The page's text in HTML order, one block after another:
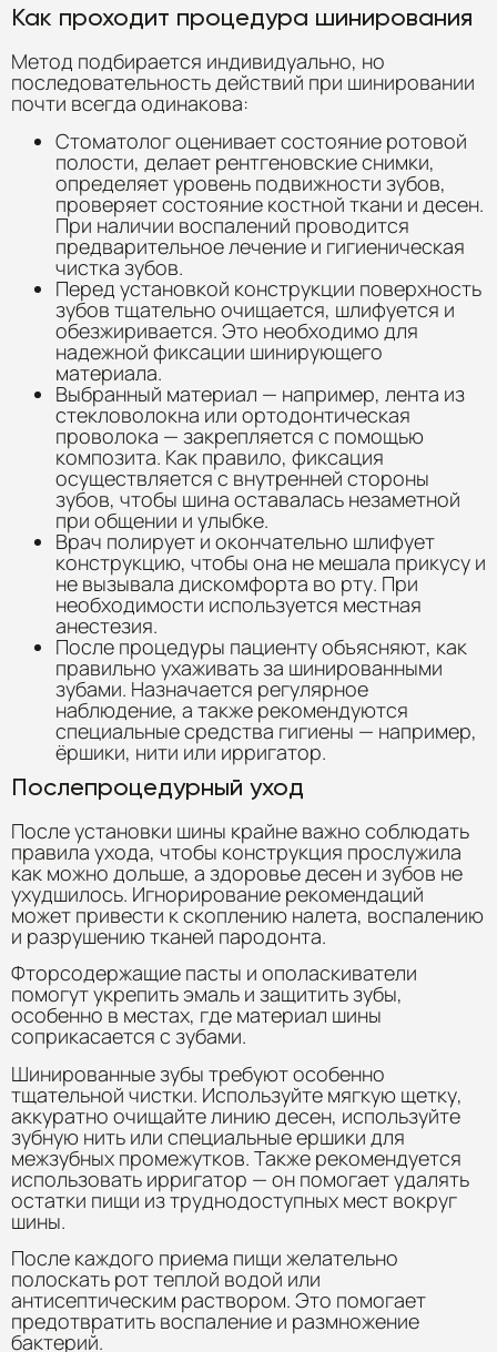
Как проходит процедура шинирования
Метод подбирается индивидуально, но
последовательность действий при шинировании
почти всегда одинакова:
Стоматолог оценивает состояние ротовой
полости, делает рентгеновские снимки,
определяет уровень подвижности зубов,
проверяет состояние костной ткани и десен.
При наличии воспалений проводится
предварительное лечение и гигиеническая
чистка зубов.
Перед установкой конструкции поверхность
зубов тщательно очищается, шлифуется и
обезжиривается. Это необходимо для
надежной фиксации шинирующего
материала.
Выбранный материал — например, лента из
стекловолокна или ортодонтическая
проволока — закрепляется с помощью
композита. Как правило, фиксация
осуществляется с внутренней стороны
зубов, чтобы шина оставалась незаметной
при общении и улыбке.
Врач полирует и окончательно шлифует
конструкцию, чтобы она не мешала прикусу и
не вызывала дискомфорта во рту. При
необходимости используется местная
анестезия.
После процедуры пациенту объясняют, как
правильно ухаживать за шинированными
зубами. Назначается регулярное
наблюдение, а также рекомендуются
специальные средства гигиены — например,
ёршики, нити или ирригатор.
Послепроцедурный уход
После установки шины крайне важно соблюдать
правила ухода, чтобы конструкция прослужила
как можно дольше, а здоровье десен и зубов не
ухудшилось. Игнорирование рекомендаций
может привести к скоплению налета, воспалению
и разрушению тканей пародонта.
Фторсодержащие пасты и ополаскиватели
помогут укрепить эмаль и защитить зубы,
особенно в местах, где материал шины
соприкасается с зубами.
Шинированные зубы требуют особенно
тщательной чистки. Используйте мягкую щетку,
аккуратно очищайте линию десен, используйте
зубную нить или специальные ершики для
межзубных промежутков. Также рекомендуется
использовать ирригатор — он помогает удалять
остатки пищи из труднодоступных мест вокруг
шины.
После каждого приема пищи желательно
полоскать рот теплой водой или
антисептическим раствором. Это помогает
предотвратить воспаление и размножение
бактерий.